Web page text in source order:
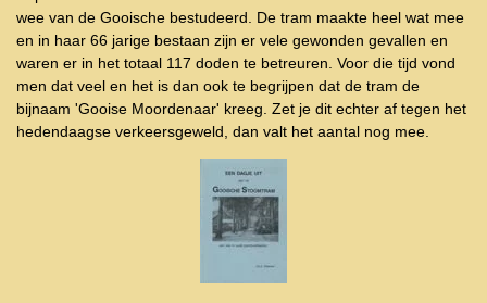
wee van de Gooische bestudeerd. De tram maakte heel wat mee
en in haar 66 jarige bestaan zijn er vele gewonden gevallen en
waren er in het totaal 117 doden te betreuren. Voor die tijd vond
men dat veel en het is dan ook te begrijpen dat de tram de
bijnaam 'Gooise Moordenaar' kreeg. Zet je dit echter af tegen het
hedendaagse verkeersgeweld, dan valt het aantal nog mee.